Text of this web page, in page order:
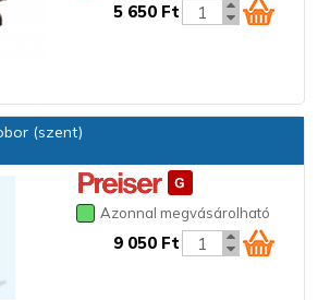
5 650 Ft
(szent)
Azonnal megvásárolható
9 050 Ft